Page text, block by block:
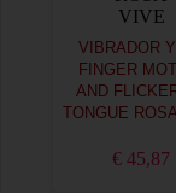
VIBRADOR
FINGER
AND
TONGUE
€ 45,87